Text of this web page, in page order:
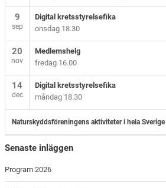
9
sep
Digital kretsstyrelsefika
onsdag 18.30
20
nov
Medlemshelg
fredag 16.00
14
dec
Digital kretsstyrelsefika
måndag 18.30
Naturskyddsföreningens aktiviteter i hela Sverige
Senaste inläggen
Program 2026